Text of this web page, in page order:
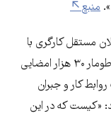
منبع
مستقل کارگری با
دقت و البته خشم بازتاب دارد. هماهنگ‌کنندگان طومار ۳۰ هزار امضایی
کار و جبران
«کیست که در این